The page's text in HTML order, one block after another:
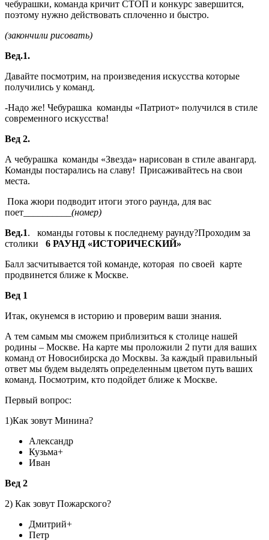
чебурашки, команда кричит СТОП и конкурс завершится,
поэтому нужно действовать сплоченно и быстро.
(закончили рисовать)
Вед.1.
Давайте посмотрим, на произведения искусства которые
получились у команд.
-Надо же! Чебурашка команды «Патриот» получился в стиле
современного искусства!
Вед 2.
А чебурашка команды «Звезда» нарисован в стиле авангард.
Команды постарались на славу! Присаживайтесь на свои
места.
Пока жюри подводит итоги этого раунда, для вас
поет __________(номер)
Вед.1. команды готовы к последнему раунду?Проходим за
столики 6 РАУНД «ИСТОРИЧЕСКИЙ»
Балл засчитывается той команде, которая по своей карте
продвинется ближе к Москве.
Вед 1
Итак, окунемся в историю и проверим ваши знания.
А тем самым мы сможем приблизиться к столице нашей
родины – Москве. На карте мы проложили 2 пути для ваших
команд от Новосибирска до Москвы. За каждый правильный
ответ мы будем выделять определенным цветом путь ваших
команд. Посмотрим, кто подойдет ближе к Москве.
Первый вопрос:
1)Как зовут Минина?
Александр
Кузьма+
Иван
Вед 2
2) Как зовут Пожарского?
Дмитрий+
Петр